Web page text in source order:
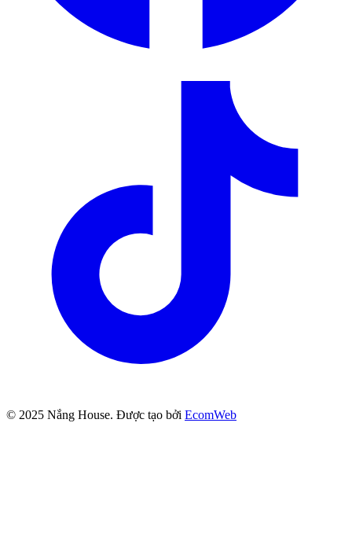
© 2025 Nắng House. Được tạo bởi EcomWeb